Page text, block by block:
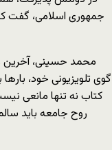
جمهوری اسلامی، گفت که
محمد حسینی، آخرین
گوی تلویزیونی خود،
کتاب نه تنها مانعی
روح جامعه باید